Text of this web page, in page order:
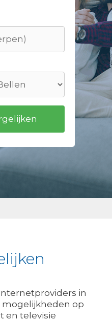
in
mogelijkheden op
en televisie